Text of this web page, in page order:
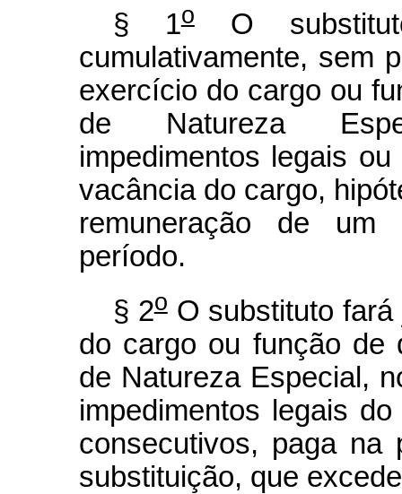
§ 1oO
cumulativamente, sem
exercício do cargo ou
de Natureza
impedimentos legais
vacância do cargo,
remuneração de um
período.
§ 2oO substituto fará
do cargo ou função de
de Natureza Especial,
impedimentos legais
consecutivos, paga na
substituição, que